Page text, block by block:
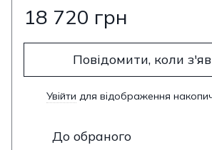
18 720 грн
Повідомити, коли
Увійти для відображення
До обраного